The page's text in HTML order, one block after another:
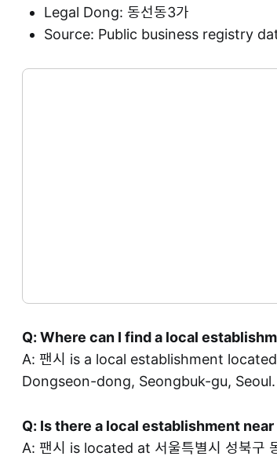
Legal Dong: 동선동3가
Source: Public business registry
Q: Where can I find a local
A: 팬시 is a local establishment located
Dongseon-dong, Seongbuk-gu, Seoul.
Q: Is there a local establishment
A: 팬시 is located at 서울특별시 성북